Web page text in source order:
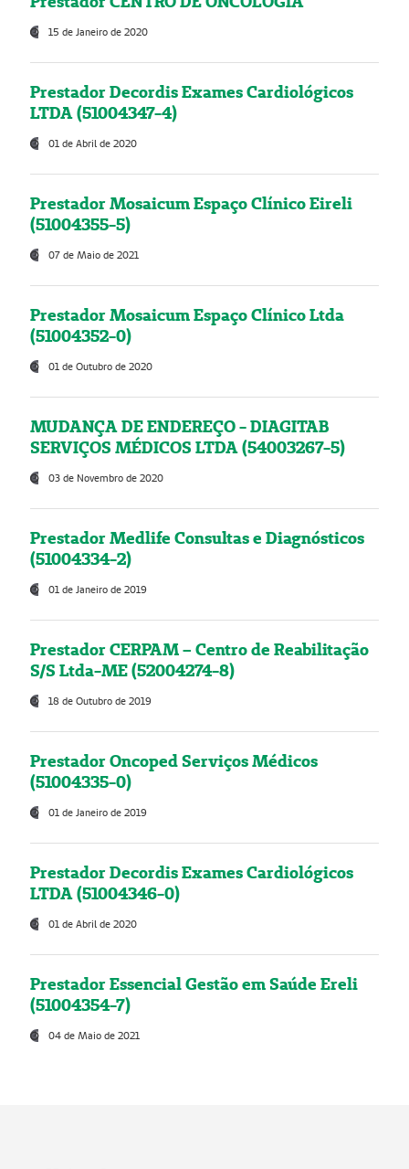
15 de Janeiro de 2020
Prestador Decordis Exames Cardiológicos
LTDA (51004347-4)
01 de Abril de 2020
Prestador Mosaicum Espaço Clínico Eireli
(51004355-5)
07 de Maio de 2021
Prestador Mosaicum Espaço Clínico Ltda
(51004352-0)
01 de Outubro de 2020
MUDANÇA DE ENDEREÇO - DIAGITAB
SERVIÇOS MÉDICOS LTDA (54003267-5)
03 de Novembro de 2020
Prestador Medlife Consultas e Diagnósticos
(51004334-2)
01 de Janeiro de 2019
Prestador CERPAM – Centro de Reabilitação
S/S Ltda-ME (52004274-8)
18 de Outubro de 2019
Prestador Oncoped Serviços Médicos
(51004335-0)
01 de Janeiro de 2019
Prestador Decordis Exames Cardiológicos
LTDA (51004346-0)
01 de Abril de 2020
Prestador Essencial Gestão em Saúde Ereli
(51004354-7)
04 de Maio de 2021